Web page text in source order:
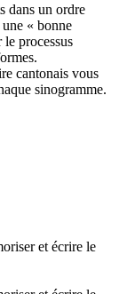
dans un ordre
« bonne
processus
cantonais vous
sinogramme.